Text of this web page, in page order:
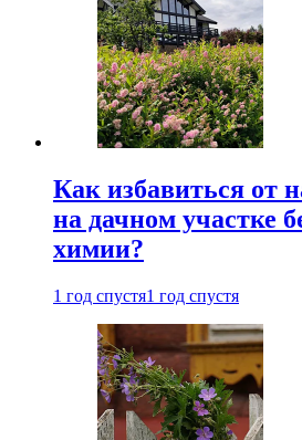
Как избавиться от
на дачном участке
химии?
1 год спустя1 год спустя